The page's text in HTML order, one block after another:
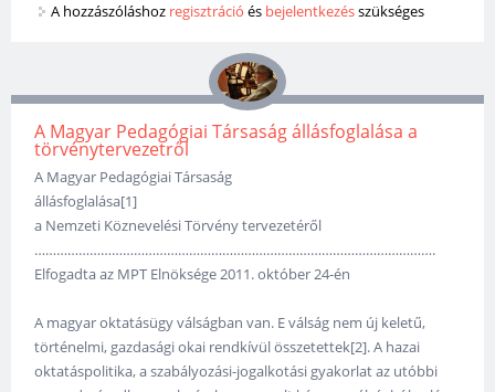
A hozzászóláshoz regisztráció és bejelentkezésszükséges
A Magyar Pedagógiai Társaság állásfoglalása a
törvénytervezetről
A Magyar Pedagógiai Társaság
állásfoglalása[1]
a Nemzeti Köznevelési Törvény tervezetéről
……………………………………………………………………………………………….
Elfogadta az MPT Elnöksége 2011. október 24-én
A magyar oktatásügy válságban van. E válság nem új keletű,
történelmi, gazdasági okai rendkívül összetettek[2]. A hazai
oktatáspolitika, a szabályozási-jogalkotási gyakorlat az utóbbi